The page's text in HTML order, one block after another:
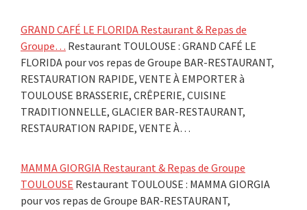
GRAND CAFÉ LE FLORIDA Restaurant & Repas de
Groupe… Restaurant TOULOUSE : GRAND CAFÉ LE
FLORIDA pour vos repas de Groupe BAR-RESTAURANT,
RESTAURATION RAPIDE, VENTE À EMPORTER à
TOULOUSE BRASSERIE, CRÊPERIE, CUISINE
TRADITIONNELLE, GLACIER BAR-RESTAURANT,
RESTAURATION RAPIDE, VENTE À…
MAMMA GIORGIA Restaurant & Repas de Groupe
TOULOUSE Restaurant TOULOUSE : MAMMA GIORGIA
pour vos repas de Groupe BAR-RESTAURANT,